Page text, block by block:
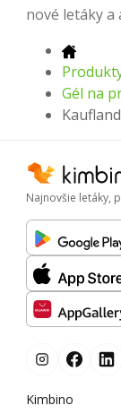
nové letáky a
Gél na
Najnovšie letáky,
Kimbino